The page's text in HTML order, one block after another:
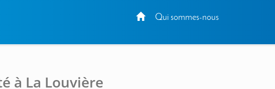
Qui sommes-nous
à La Louvière